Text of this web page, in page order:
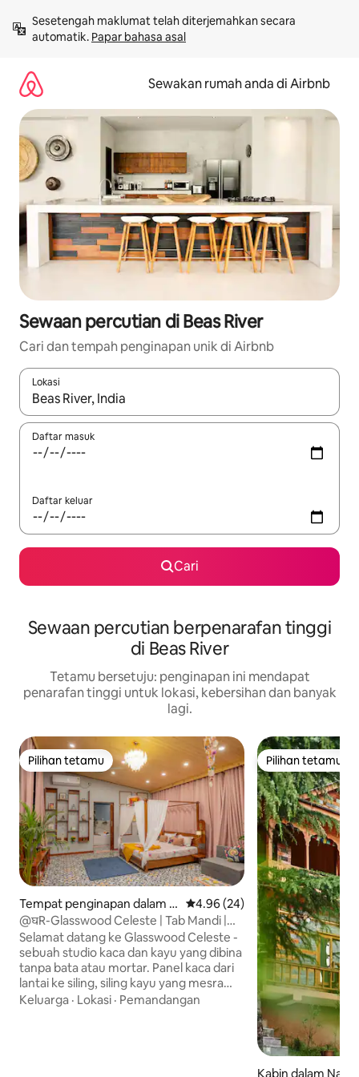
kandungan
Sesetengah maklumat telah diterjemahkan secara
automatik. Papar bahasa asal
Sewakan rumah anda di Airbnb
Sewaan percutian di Beas River
Cari dan tempah penginapan unik di Airbnb
Lokasi
Apabila hasil tersedia, navigasi dengan kekunci anak panah
Daftar masuk
Daftar keluar
Cari
Sewaan percutian berpenarafan tinggi
di Beas River
Tetamu bersetuju: penginapan ini mendapat
penarafan tinggi untuk lokasi, kebersihan dan banyak
lagi.
Pilihan tetamu
Pilihan tetamu
Tempat penginapan dalam D
haramshala
Penarafan purata 4.96
4.96 (24)
@घR-Glasswood Celeste | Tab Mandi |
AC Berganda | TV 55”
Selamat datang ke Glasswood Celeste -
sebuah studio kaca dan kayu yang dibina
tanpa bata atau mortar. Panel kaca dari
lantai ke siling, siling kayu yang mesra
dan langsir penutup mencipta ruang
Keluarga · Lokasi · Pemandangan
Pilihan tetamu
Pilihan tetamu
Kabin dalam